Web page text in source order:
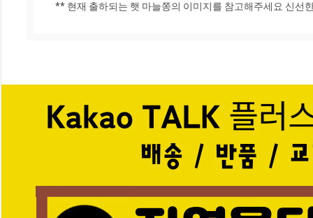
** 현재 출하되는 햇 마늘쫑의 이미지를 참고해주세요 신선